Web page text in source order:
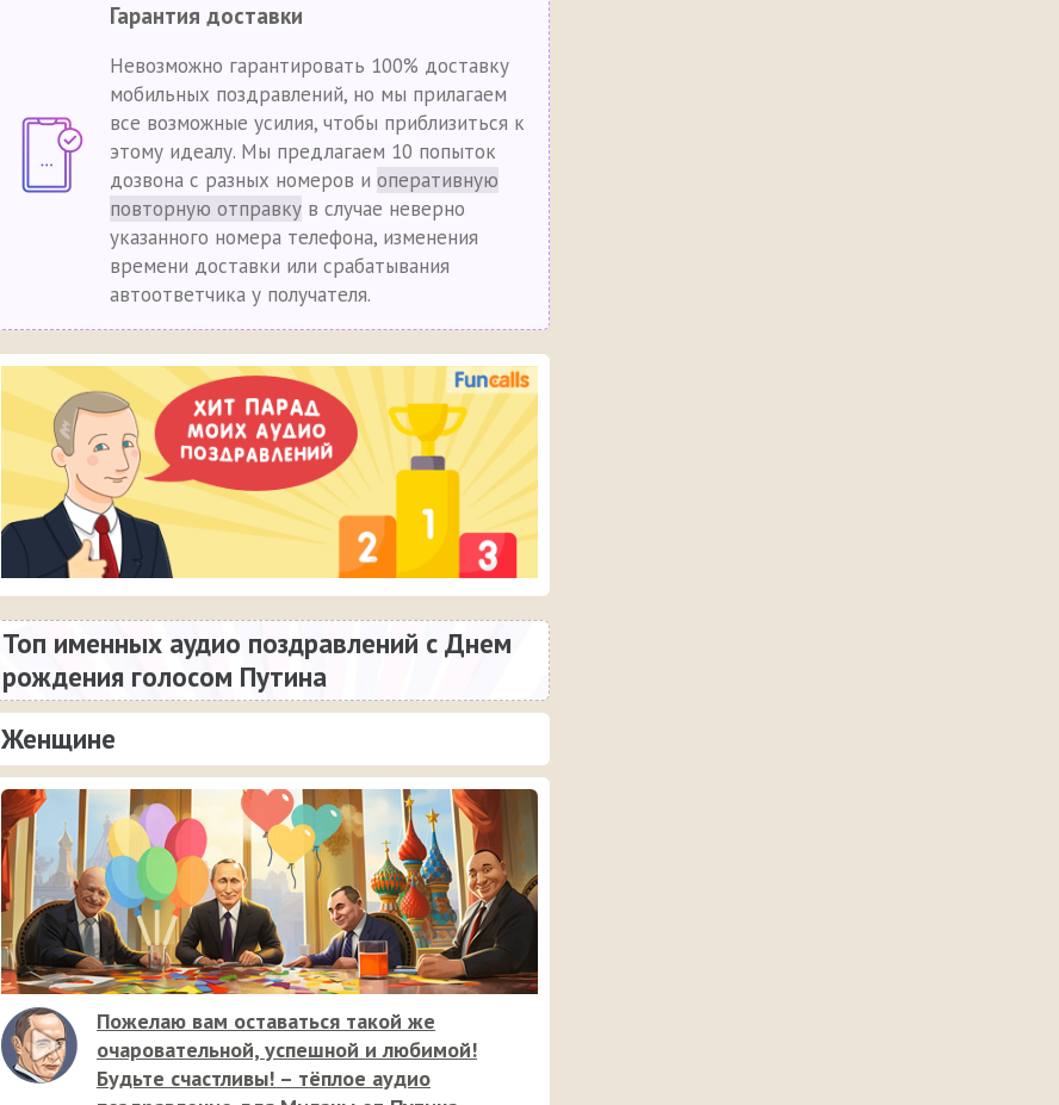
Гарантия доставки
Невозможно гарантировать 100% доставку
мобильных поздравлений, но мы прилагаем
все возможные усилия, чтобы приблизиться к
этому идеалу. Мы предлагаем 10 попыток
дозвона с разных номеров и оперативную
повторную отправку в случае неверно
указанного номера телефона, изменения
времени доставки или срабатывания
автоответчика у получателя.
Топ именных аудио поздравлений с Днем
рождения голосом Путина
Женщине
Пожелаю вам оставаться такой же
очаровательной, успешной и любимой!
Будьте счастливы! – тёплое аудио